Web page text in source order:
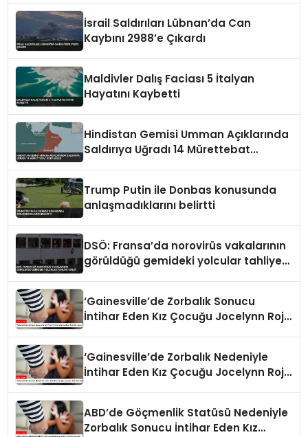
İsrail Saldırıları Lübnan’da Can
Kaybını 2988’e Çıkardı
Maldivler Dalış Faciası 5 İtalyan
Hayatını Kaybetti
Hindistan Gemisi Umman Açıklarında
Saldırıya Uğradı 14 Mürettebat
Trump Putin ile Donbas konusunda
anlaşmadıklarını belirtti
DSÖ: Fransa’da norovirüs vakalarının
görüldüğü gemideki yolcular tahliye
‘Gainesville’de Zorbalık Sonucu
İntihar Eden Kız Çocuğu Jocelynn Rojo
‘Gainesville’de Zorbalık Nedeniyle
İntihar Eden Kız Çocuğu Jocelynn Rojo
ABD’de Göçmenlik Statüsü Nedeniyle
Zorbalık Sonucu İntihar Eden Kız